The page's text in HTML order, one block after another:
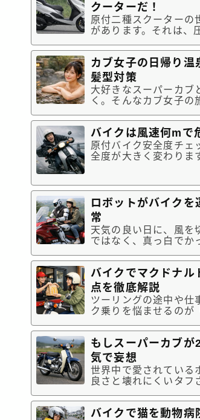
クーターだ！
原付二種スクーターの
があります。それは、
を選ぶか、という問題
照的です。もし、こ...
カブ女子の日帰り温
髪型対策
大好きなスーパーカブ
く。そんなカブ女子の
りのきくカブだからこ
温泉ツーリング...
バイクは風速何mで
原付バイク安全度チェック｜今日走っ
全度が大きく変わりま
車との接触や...
ロボットがバイクを
常
天気の良い日に、風を
ではなく、真っ白で
の進化が目覚ましく、
ています。私たち...
バイクでマクドナル
点を徹底解説
ツーリングの途中や仕
ク乗りを悩ませるのが
と、意外に工程が多く
バイクに乗ったま...
もしスーパーカブ
気で妄想
世界中で愛されている
良さと壊れにくいタフ
されたとしたら、一体どんな
なら一度は考えた...
バイクで猫を動物病